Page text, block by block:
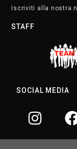
Iscriviti alla nostra
STAFF
SOCIAL MEDIA